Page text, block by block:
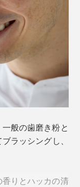
般の歯磨き粉と
ラッシングし、
りとハッカの清